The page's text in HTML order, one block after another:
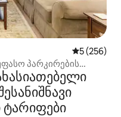
საშუალო
5 (256)
პარკირების